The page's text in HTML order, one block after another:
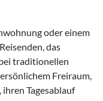
oder einem
das
traditionellen
Freiraum,
Tagesablauf